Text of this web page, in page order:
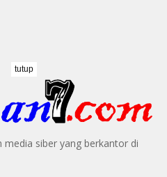
media siber yang berkantor di
tutup